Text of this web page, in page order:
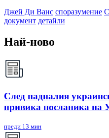
Джей Ди Ванс споразумение
документ детайли
Най-ново
След падналия
привика посланика на
преди 13 мин